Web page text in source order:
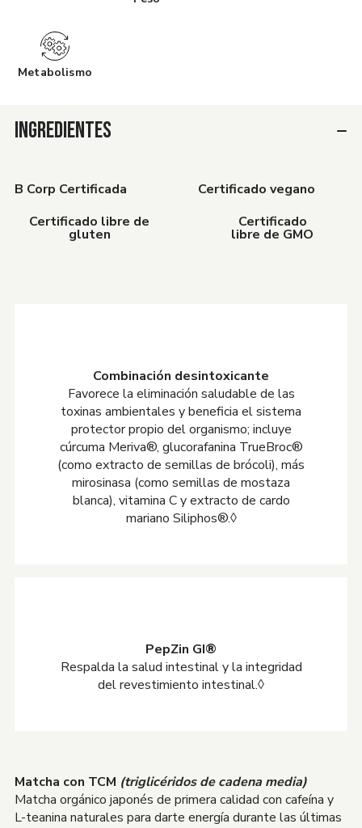
Metabolismo
INGREDIENTES
B Corp Certificada
Certificado vegano
Certificado libre de
gluten
Certificado
libre de GMO
Combinación desintoxicante
Favorece la eliminación saludable de las
toxinas ambientales y beneficia el sistema
protector propio del organismo; incluye
cúrcuma Meriva®, glucorafanina TrueBroc®
(como extracto de semillas de brócoli), más
mirosinasa (como semillas de mostaza
blanca), vitamina C y extracto de cardo
mariano Siliphos®.◊
PepZin GI®
Respalda la salud intestinal y la integridad
del revestimiento intestinal.◊
Matcha con TCM (triglicéridos de cadena media)
Matcha orgánico japonés de primera calidad con cafeína y
L-teanina naturales para darte energía durante las últimas